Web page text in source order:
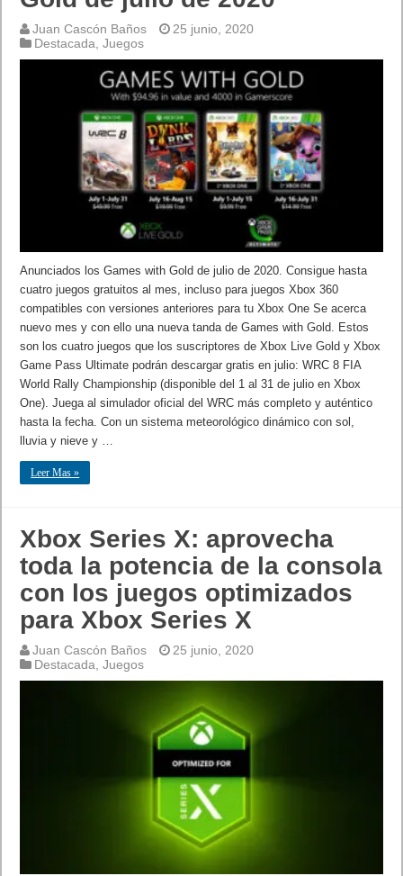
Juan Cascón Baños
25 junio, 2020
Destacada ,Juegos
Anunciados los Games with Gold de julio de 2020. Consigue hasta
cuatro juegos gratuitos al mes, incluso para juegos Xbox 360
compatibles con versiones anteriores para tu Xbox One Se acerca
nuevo mes y con ello una nueva tanda de Games with Gold. Estos
son los cuatro juegos que los suscriptores de Xbox Live Gold y Xbox
Game Pass Ultimate podrán descargar gratis en julio: WRC 8 FIA
World Rally Championship (disponible del 1 al 31 de julio en Xbox
One). Juega al simulador oficial del WRC más completo y auténtico
hasta la fecha. Con un sistema meteorológico dinámico con sol,
lluvia y nieve y …
Leer Mas »
Xbox Series X: aprovecha
toda la potencia de la consola
con los juegos optimizados
para Xbox Series X
Juan Cascón Baños
25 junio, 2020
Destacada,Juegos